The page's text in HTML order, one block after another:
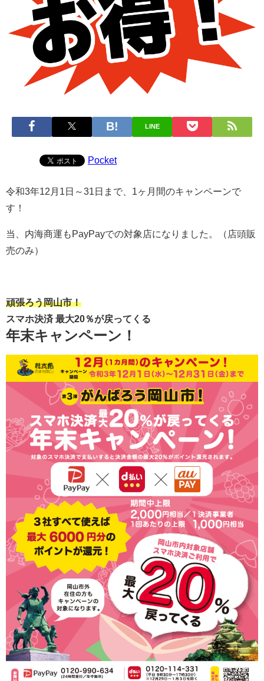
LINE
Pocket
令和3年12月1日～31日まで、1ヶ月間のキャンペーンで
す！
当、内海商運もPayPayでの対象店になりました。（店頭販
売のみ）
頑張ろう岡山市！
スマホ決済 最大20％が戻ってくる
年末キャンペーン！